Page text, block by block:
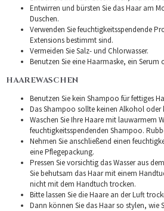
Entwirren und bürsten Sie das Haar am
Duschen.
Verwenden Sie feuchtigkeitsspendende
Extensions bestimmt sind.
Vermeiden Sie Salz- und Chlorwasser.
Benutzen Sie eine Haarmaske, ein Serum
HAAREWASCHEN
Benutzen Sie kein Shampoo für fettiges
Das Shampoo sollte keinen Alkohol oder
Waschen Sie Ihre Haare mit lauwarmem
feuchtigkeitsspendenden Shampoo.
Nehmen Sie anschließend einen
eine Pflegepackung.
Pressen Sie vorsichtig das Wasser aus
Sie behutsam das Haar mit einem
nicht mit dem Handtuch trocken.
Bitte lassen Sie die Haare an der Luft
Dann können Sie das Haar so stylen, wie